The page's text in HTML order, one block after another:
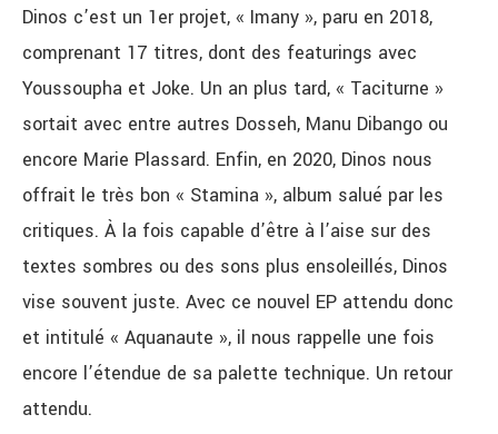
Dinos c’est un 1er projet, « Imany », paru en 2018,
comprenant 17 titres, dont des featurings avec
Youssoupha et Joke. Un an plus tard, « Taciturne »
sortait avec entre autres Dosseh, Manu Dibango ou
encore Marie Plassard. Enfin, en 2020, Dinos nous
offrait le très bon « Stamina », album salué par les
critiques. À la fois capable d’être à l’aise sur des
textes sombres ou des sons plus ensoleillés, Dinos
vise souvent juste. Avec ce nouvel EP attendu donc
et intitulé « Aquanaute », il nous rappelle une fois
encore l’étendue de sa palette technique. Un retour
attendu.